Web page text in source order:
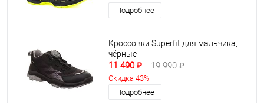
Подробнее
Кроссовки Superfit для мальчика,
чёрные
11 490 ₽ 19 990 ₽
Скидка 43%
Подробнее